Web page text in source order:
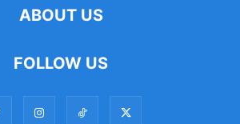
ABOUT US
FOLLOW US